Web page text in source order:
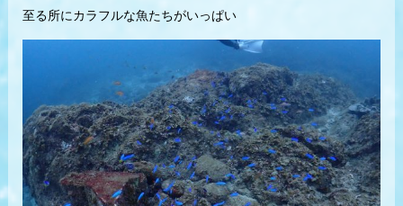
至る所にカラフルな魚たちがいっぱい